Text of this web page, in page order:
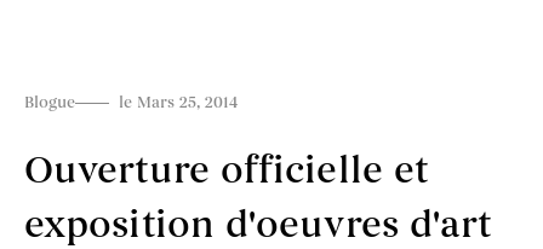
Blogue le Mars 25, 2014
Ouverture officielle et
exposition d'oeuvres d'art